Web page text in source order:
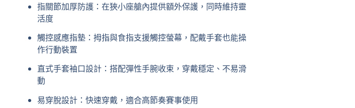
指關節加厚防護 ：在狹小座艙內提供額外保護，同時維持靈
活度
觸控感應指墊 ：拇指與食指支援觸控螢幕，配戴手套也能操
作行動裝置
直式手套袖口設計 ：搭配彈性手腕收束，穿戴穩定、不易滑
動
易穿脫設計 ：快速穿戴，適合高節奏賽事使用